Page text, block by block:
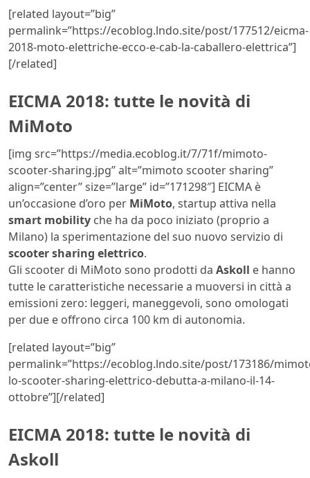
[related layout=”big”
permalink=”https://ecoblog.lndo.site/post/177512/eicma-
2018-moto-elettriche-ecco-e-cab-la-caballero-elettrica”]
[/related]
EICMA 2018: tutte le novità di
MiMoto
[img src=”https://media.ecoblog.it/7/71f/mimoto-
scooter-sharing.jpg” alt=”mimoto scooter sharing”
align=”center” size=”large” id=”171298″] EICMA è
un’occasione d’oro per MiMoto, startup attiva nella
smart mobility che ha da poco iniziato (proprio a
Milano) la sperimentazione del suo nuovo servizio di
scooter sharing elettrico.
Gli scooter di MiMoto sono prodotti da Askoll e hanno
tutte le caratteristiche necessarie a muoversi in città a
emissioni zero: leggeri, maneggevoli, sono omologati
per due e offrono circa 100 km di autonomia.
[related layout=”big”
permalink=”https://ecoblog.lndo.site/post/173186/
lo-scooter-sharing-elettrico-debutta-a-milano-il-14-
ottobre”][/related]
EICMA 2018: tutte le novità di
Askoll